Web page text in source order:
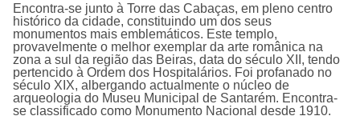
Encontra-se junto à Torre das Cabaças, em pleno centro
histórico da cidade, constituindo um dos seus
monumentos mais emblemáticos. Este templo,
provavelmente o melhor exemplar da arte românica na
zona a sul da região das Beiras, data do século XII, tendo
pertencido à Ordem dos Hospitalários. Foi profanado no
século XIX, albergando actualmente o núcleo de
arqueologia do Museu Municipal de Santarém. Encontra-
se classificado como Monumento Nacional desde 1910.